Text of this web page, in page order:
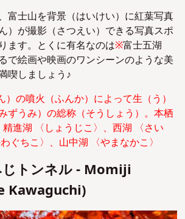
富士山を背景（はいけい）に紅葉写真
）が撮影（さつえい）できる写真スポ
ます。とくに有名なのは※富士五湖
で絵画や映画のワンシーンのような美
喫しましょう♪
の噴火（ふんか）によって生（う）
ずうみ）の総称（そうしょう）。本栖
進湖 〈しょうじこ〉、西湖 〈さい
ぐちこ〉、山中湖 〈やまなかこ〉
じトンネル - Momiji
Kawaguchi)